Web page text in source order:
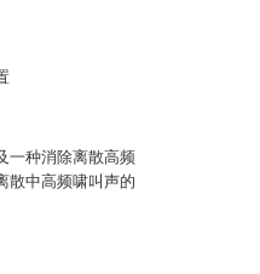
一种消除离散高频
散中高频啸叫声的